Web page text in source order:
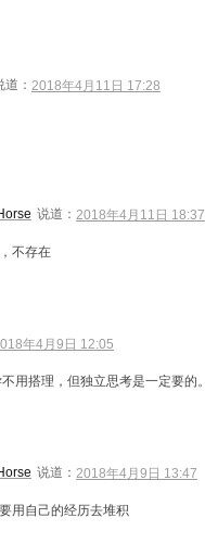
道： 2018年4月11日 17:28
说道： 2018年4月11日 18:37
不存在
年4月9日 12:05
用搭理，但独立思考是一定要的。
说道： 2018年4月9日 13:47
用自己的经历去堆积